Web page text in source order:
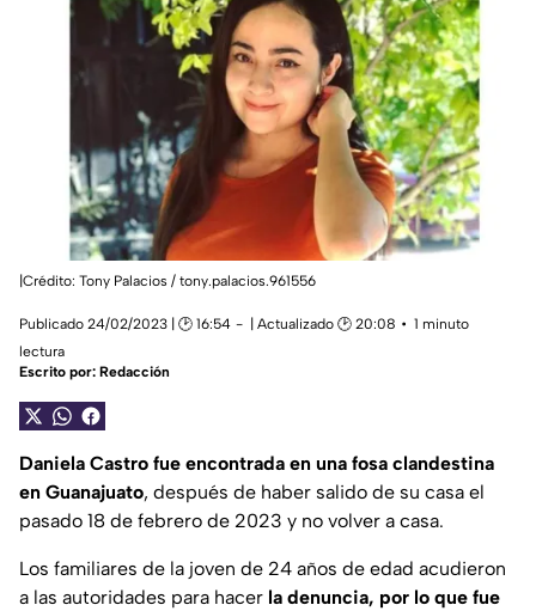
|Crédito: Tony Palacios / tony.palacios.961556
Publicado 24/02/2023 | 🕑 16:54 | Actualizado 🕑 20:08
1 minuto
lectura
Escrito por: Redacción
Daniela Castro fue encontrada en una fosa clandestina
en Guanajuato, después de haber salido de su casa el
pasado 18 de febrero de 2023 y no volver a casa.
Los familiares de la joven de 24 años de edad acudieron
a las autoridades para hacer la denuncia, por lo que fue